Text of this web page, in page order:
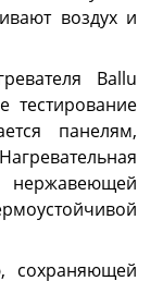
воздух и
Ballu
тестирование
панелям,
нержавеющей
сохраняющей